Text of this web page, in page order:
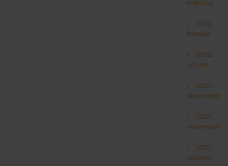
március
2022.
február
2022.
január
2021.
december
2021.
november
2021.
október